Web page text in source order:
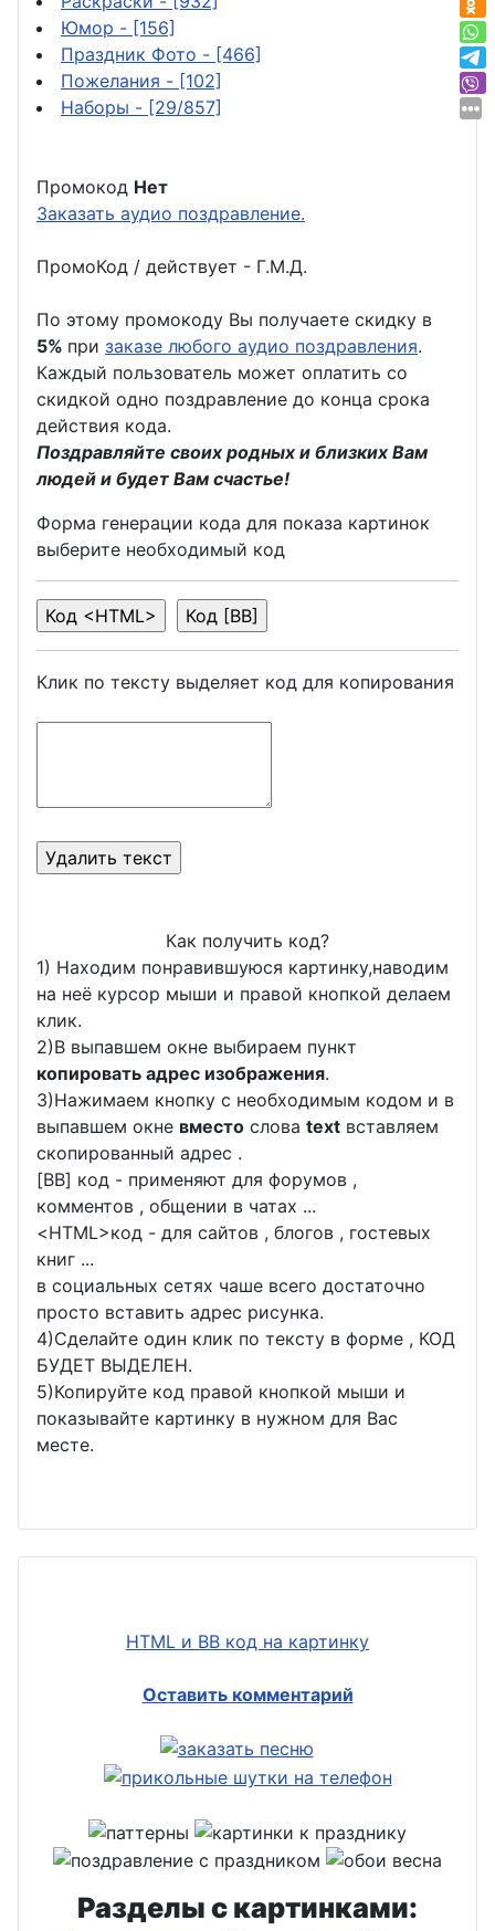
Юмор - [156]
Праздник Фото - [466]
Пожелания - [102]
Наборы - [29/857]
Промокод Нет
Заказать аудио поздравление.
ПромоКод / действует - Г.М.Д.
По этому промокоду Вы получаете скидку в
5% при заказе любого аудио поздравления.
Каждый пользователь может оплатить со
скидкой одно поздравление до конца срока
действия кода.
Поздравляйте своих родных и близких Вам
людей и будет Вам счастье!
Форма генерации кода для показа картинок
выберите необходимый код
Клик по тексту выделяет код для копирования
Как получить код?
1) Находим понравившуюся картинку,наводим
на неё курсор мыши и правой кнопкой делаем
клик.
2)В выпавшем окне выбираем пункт
копировать адрес изображения.
3)Нажимаем кнопку с необходимым кодом и в
выпавшем окне вместо слова text вставляем
скопированный адрес .
[BB] код - применяют для форумов ,
комментов , общении в чатах ...
<HTML>код - для сайтов , блогов , гостевых
книг ...
в социальных сетях чаше всего достаточно
просто вставить адрес рисунка.
4)Сделайте один клик по тексту в форме , КОД
БУДЕТ ВЫДЕЛЕН.
5)Копируйте код правой кнопкой мыши и
показывайте картинку в нужном для Вас
месте.
HTML и BB код на картинку
Оставить комментарий
Разделы с картинками: